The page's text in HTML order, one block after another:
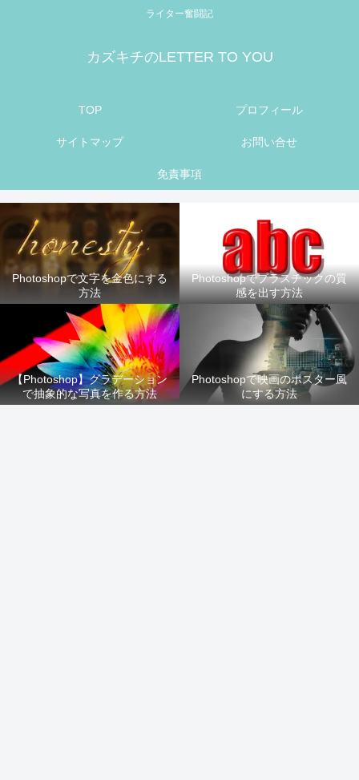
ライター奮闘記
カズキチのLETTER TO YOU
TOP プロフィール
サイトマップ お問い合せ
免責事項
Photoshopで文字を金色にする
方法
Photoshopでプラスチックの質
感を出す方法
【Photoshop】グラデーション
で抽象的な写真を作る方法
Photoshopで映画のポスター風
にする方法